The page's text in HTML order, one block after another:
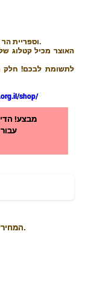
ברוכים הבאים לאוצר הספרים של Yeshiva.org.il וספריית הר ברכה.
האוצר מכיל קטלוג
לתשומת לבכם! חלק
shop/
מבצע!
* המחירים אינם כוללים דמי משלוח, אלא אם כן צויין אחרת.